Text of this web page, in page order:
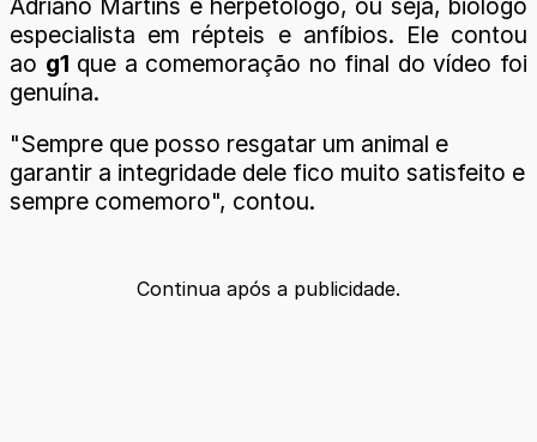
Adriano Martins é herpetólogo, ou seja, biólogo
especialista em répteis e anfíbios. Ele contou
ao g1 que a comemoração no final do vídeo foi
genuína.
"Sempre que posso resgatar um animal e
garantir a integridade dele fico muito satisfeito e
sempre comemoro", contou.
Continua após a publicidade.